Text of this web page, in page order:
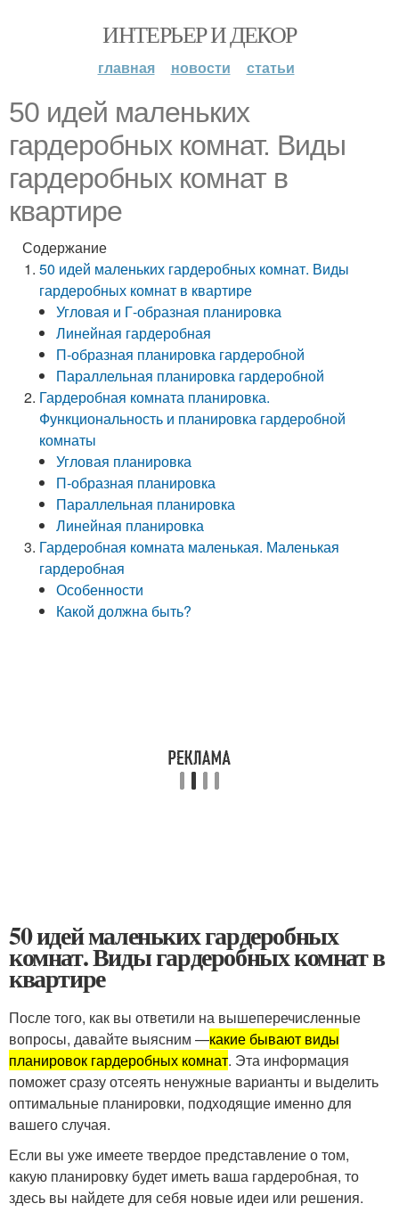
ИНТЕРЬЕР И ДЕКОР
главная новости статьи
50 идей маленьких
гардеробных комнат. Виды
гардеробных комнат в
квартире
Содержание
50 идей маленьких гардеробных комнат. Виды
гардеробных комнат в квартире
Угловая и Г-образная планировка
Линейная гардеробная
П-образная планировка гардеробной
Параллельная планировка гардеробной
Гардеробная комната планировка.
Функциональность и планировка гардеробной
комнаты
Угловая планировка
П-образная планировка
Параллельная планировка
Линейная планировка
Гардеробная комната маленькая. Маленькая
гардеробная
Особенности
Какой должна быть?
50 идей маленьких гардеробных
комнат. Виды гардеробных комнат в
квартире
После того, как вы ответили на вышеперечисленные
вопросы, давайте выясним —какие бывают виды
планировок гардеробных комнат. Эта информация
поможет сразу отсеять ненужные варианты и выделить
оптимальные планировки, подходящие именно для
вашего случая.
Если вы уже имеете твердое представление о том,
какую планировку будет иметь ваша гардеробная, то
здесь вы найдете для себя новые идеи или решения.